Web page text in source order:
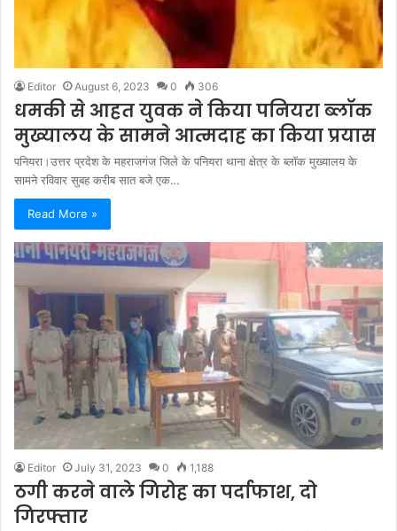
Editor August 6, 2023 0 306
धमकी से आहत युवक ने किया पनियरा ब्लॉक
मुख्यालय के सामने आत्मदाह का किया प्रयास
पनियरा।उत्तर प्रदेश के महराजगंज जिले के पनियरा थाना क्षेत्र के ब्लॉक मुख्यालय के
सामने रविवार सुबह करीब सात बजे एक…
Read More »
Editor July 31, 2023 0 1,188
ठगी करने वाले गिरोह का पर्दाफाश, दो
गिरफ्तार